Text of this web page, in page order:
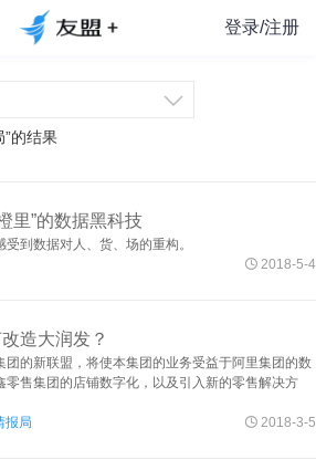
登录/注册

”的结果
里”的数据黑科技
到数据对人、货、场的重构。
2018-5-4
造大润发？
的新联盟，将使本集团的业务受益于阿里集团的数
零售集团的店铺数字化，以及引入新的零售解决方
报局 2018-3-5